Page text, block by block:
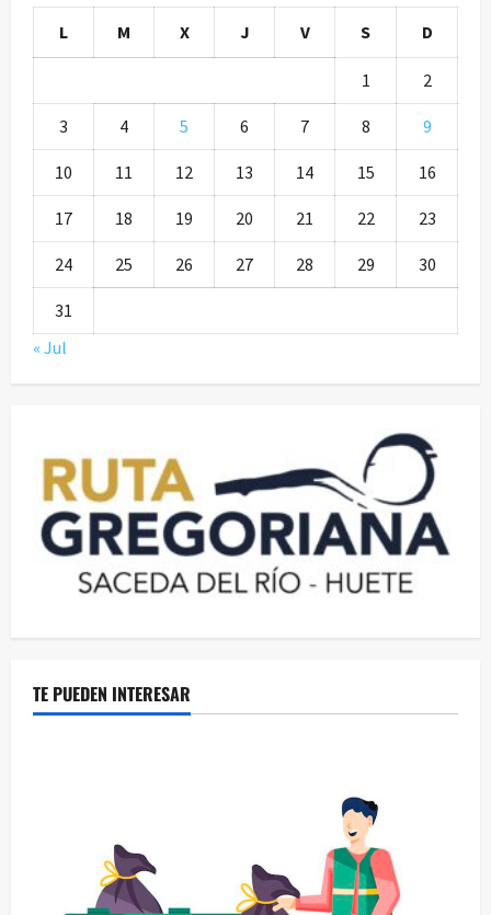
L M X J V S D
1 2
3 4 5 6 7 8 9
10 11 12 13 14 15 16
17 18 19 20 21 22 23
24 25 26 27 28 29 30
31
« Jul
TE PUEDEN INTERESAR